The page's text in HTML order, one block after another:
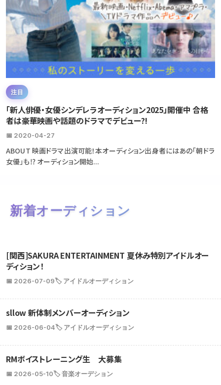
注目
「新人俳優・女優シンデレラオーディション2025」開催中 合格
者は豪華映画や話題のドラマでデビュー?!
📅 2020-04-27
ABOUT 映画ドラマ出演可能！本オーディション出身者にはあの「朝ドラ
女優」も⁉ オーディション開始...
新着オーディション
[関西]SAKURA ENTERTAINMENT 夏休み特別アイドルオー
ディション！
📅 2026-07-09🏷️ アイドルオーディション
sllow 新体制メンバーオーディション
📅 2026-06-04🏷️ アイドルオーディション
RMボイストレーニング生 大募集
📅 2026-05-10🏷️ 音楽オーデション